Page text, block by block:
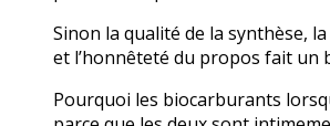
Sinon la qualité de la synthèse,
et l’honnêteté du propos fait un
Pourquoi les biocarburants